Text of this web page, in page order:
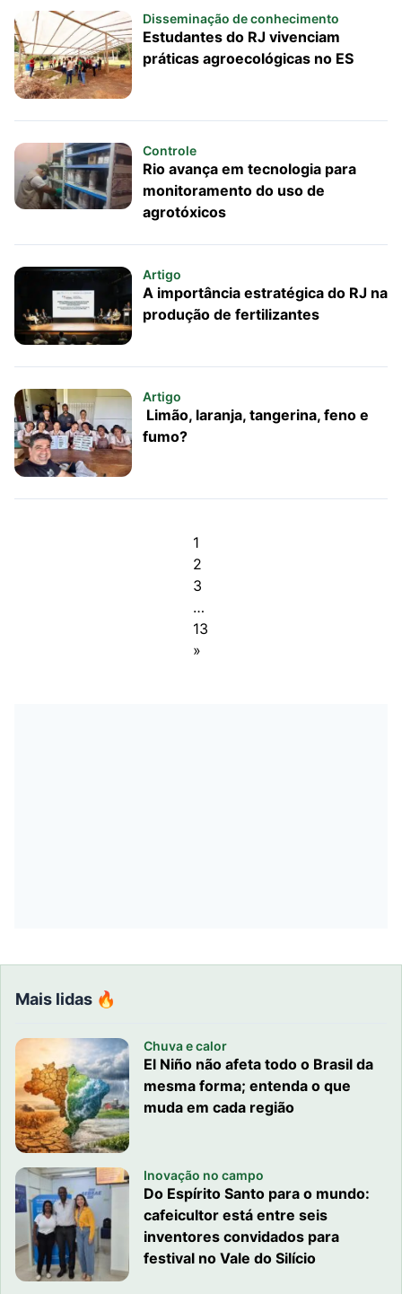
Disseminação de conhecimento
Estudantes do RJ vivenciam
práticas agroecológicas no ES
Controle
Rio avança em tecnologia para
monitoramento do uso de
agrotóxicos
Artigo
A importância estratégica do RJ na
produção de fertilizantes
Artigo
Limão, laranja, tangerina, feno e
fumo?
1
2
3
…
13
»
Mais lidas 🔥
Chuva e calor
El Niño não afeta todo o Brasil da
mesma forma; entenda o que
muda em cada região
Inovação no campo
Do Espírito Santo para o mundo:
cafeicultor está entre seis
inventores convidados para
festival no Vale do Silício